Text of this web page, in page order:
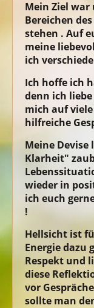
Mein Ziel war
Bereichen
stehen . Auf
meine
ich
Ich hoffe ich
denn ich
mich auf
hilfreiche
Meine
Klarheit"
wieder in
ich euch
!
Hellsicht ist
Energie dazu
Respekt und
diese
vor
sollte man